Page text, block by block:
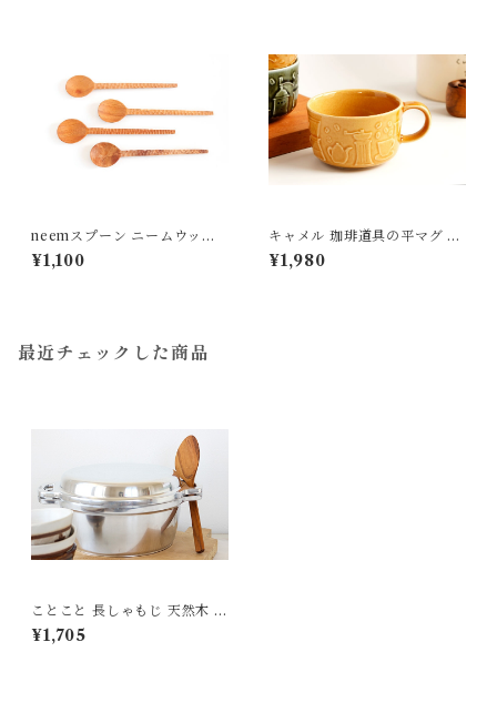
neemスプーン ニームウッド s
isam シサム工房 <フェアトレ
ード>
¥1,100
キャメル 珈琲道具の平マグ 磁
器 よしざわ窯 益子
¥1,980
最近チェックした商品
ことこと 長しゃもじ 天然木 チ
ーク MEISTER HAND
¥1,705